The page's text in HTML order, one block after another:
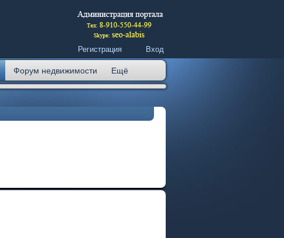
Регистрация Вход
Форум недвижимости Ещё